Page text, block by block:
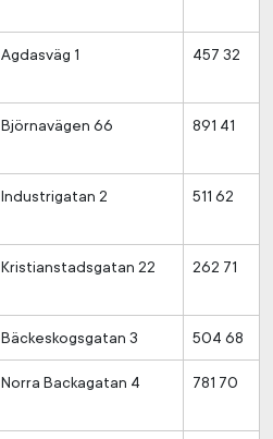
Agdasväg 1 457 32
Björnavägen 66 891 41
Industrigatan 2 511 62
Kristianstadsgatan 22 262 71
Bäckeskogsgatan 3 504 68
Norra Backagatan 4 781 70